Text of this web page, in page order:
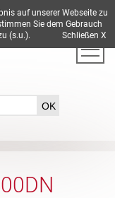
DE EN ES FR IT
auf unserer Webseite zu
Sie dem Gebrauch
zu (s.u.). Schließen X